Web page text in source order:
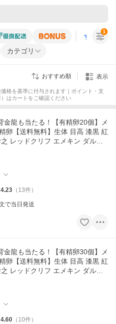
すべての条
カテゴリ
1
おすすめ順 表示
価格を基準に付与されます｜ポイント・支
はカートをご確認ください
金龍も当たる！【有精卵20個】メ
卵【送料無料】生体 目高 漆黒 紅
レッドクリフ エメキン ダルマ
4.23（ 13件）
で当日発送
金龍も当たる！【有精卵30個】メ
卵【送料無料】生体 目高 漆黒 紅
レッドクリフ エメキン ダルマ
4.60（ 10件）